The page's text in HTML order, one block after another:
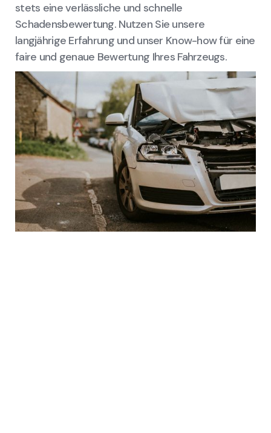
stets eine verlässliche und schnelle
Schadensbewertung. Nutzen Sie unsere
langjährige Erfahrung und unser Know-how für eine
faire und genaue Bewertung Ihres Fahrzeugs.